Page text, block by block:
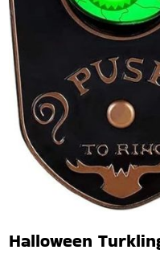
Halloween